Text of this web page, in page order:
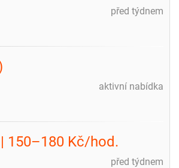
před týdnem
aktivní nabídka
150–180 Kč/hod.
před týdnem